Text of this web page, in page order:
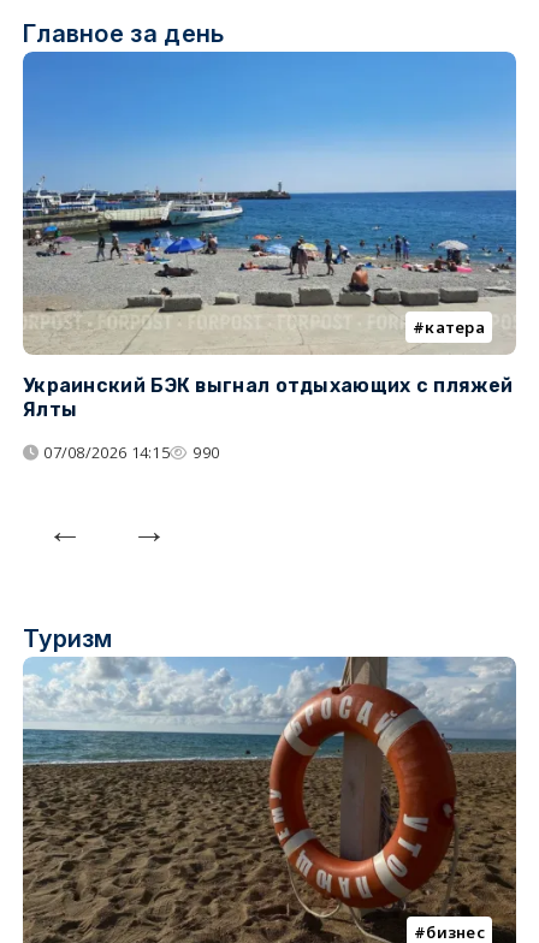
Главное за день
катера
Украинский БЭК выгнал отдыхающих с пляжей
Ялты
07/08/2026 14:15 990
Туризм
бизнес